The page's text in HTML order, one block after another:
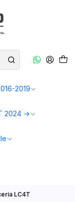
2019
2024 ->
LC4T